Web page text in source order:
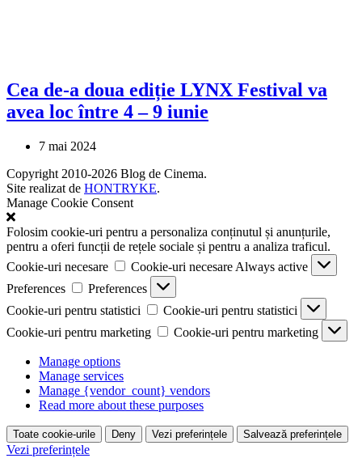
Cea de-a doua ediție LYNX Festival va
avea loc între 4 – 9 iunie
7 mai 2024
Copyright 2010-2026 Blog de Cinema.
Site realizat de HONTRYKE.
Manage Cookie Consent
Folosim cookie-uri pentru a personaliza conținutul și anunțurile,
pentru a oferi funcții de rețele sociale și pentru a analiza traficul.
Cookie-uri necesare
Cookie-uri necesare Always active
Preferences
Preferences
Cookie-uri pentru statistici
Cookie-uri pentru statistici
Cookie-uri pentru marketing
Cookie-uri pentru marketing
Manage options
Manage services
Manage {vendor_count} vendors
Read more about these purposes
Toate cookie-urile Deny Vezi preferințele Salvează preferințele
Vezi preferințele